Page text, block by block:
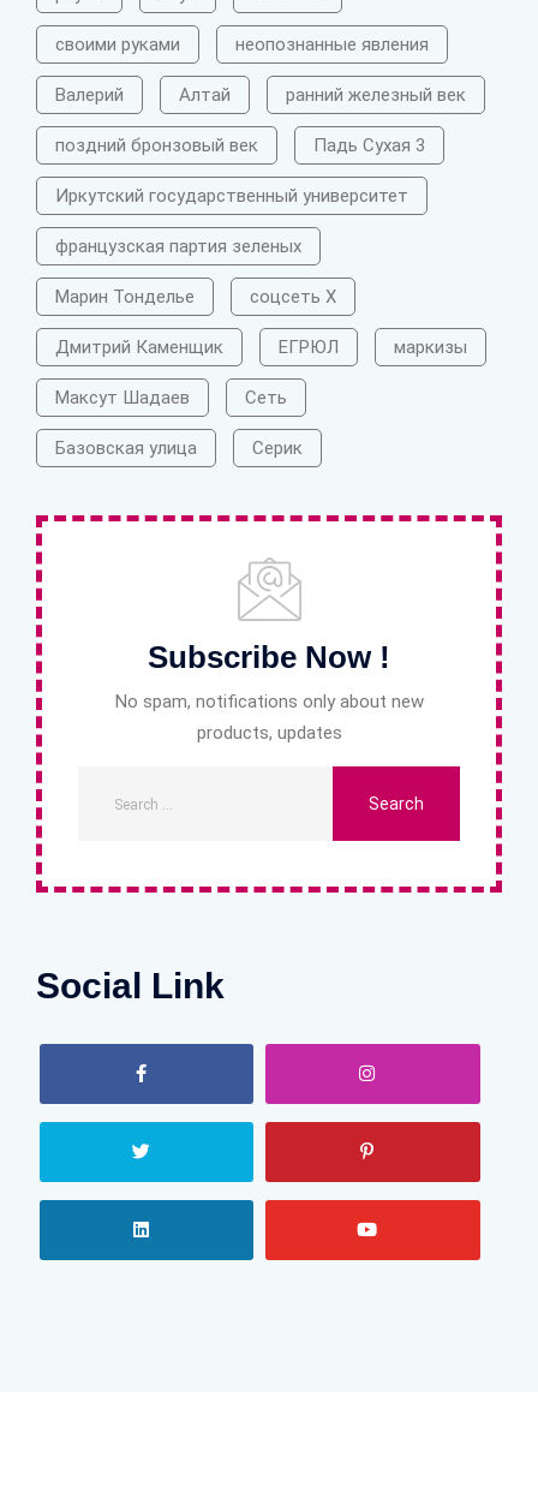
своими руками неопознанные явления
Валерий Алтай ранний железный век
поздний бронзовый век Падь Сухая 3
Иркутский государственный университет
французская партия зеленых
Марин Тонделье соцсеть X
Дмитрий Каменщик ЕГРЮЛ маркизы
Максут Шадаев Сеть
Базовская улица Серик
Subscribe Now !
No spam, notifications only about new
products, updates
Social Link